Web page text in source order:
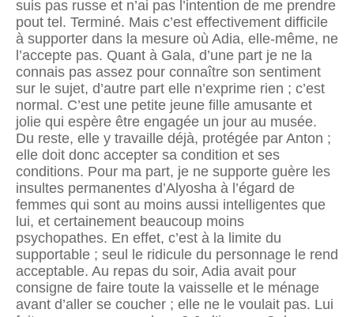
suis pas russe et n’ai pas l’intention de me prendre
pout tel. Terminé. Mais c’est effectivement difficile
à supporter dans la mesure où Adia, elle-même, ne
l’accepte pas. Quant à Gala, d’une part je ne la
connais pas assez pour connaître son sentiment
sur le sujet, d’autre part elle n’exprime rien ; c’est
normal. C’est une petite jeune fille amusante et
jolie qui espère être engagée un jour au musée.
Du reste, elle y travaille déjà, protégée par Anton ;
elle doit donc accepter sa condition et ses
conditions. Pour ma part, je ne supporte guère les
insultes permanentes d’Alyosha à l’égard de
femmes qui sont au moins aussi intelligentes que
lui, et certaine­ment beaucoup moins
psychopathes. En effet, c’est à la limite du
supportable ; seul le ridicule du personnage le rend
acceptable. Au repas du soir, Adia avait pour
consigne de faire toute la vaisselle et le ménage
avant d’aller se coucher ; elle ne le voulait pas. Lui